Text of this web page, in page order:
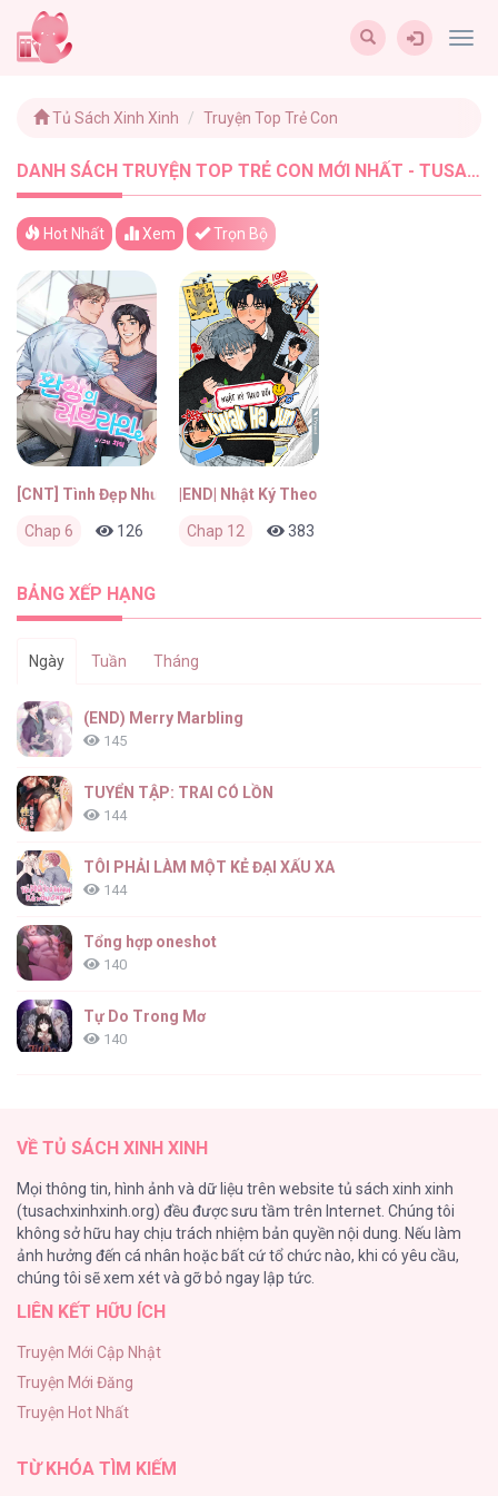
Tủ Sách Xinh Xinh Truyện Top Trẻ Con
DANH SÁCH TRUYỆN TOP TRẺ CON MỚI NHẤT - TUSACHXINHXINH (2)
Hot Nhất Xem Trọn Bộ
[CNT] Tình Đẹp Như Mơ
Chap 6 126 2 tuần trước
|END| Nhật Ký Theo Dõi Kwak Ha Jun
Chap 12 383
BẢNG XẾP HẠNG
Ngày Tuần Tháng
(END) Merry Marbling
145
TUYỂN TẬP: TRAI CÓ LỒN
144
TÔI PHẢI LÀM MỘT KẺ ĐẠI XẤU XA
144
Tổng hợp oneshot
140
Tự Do Trong Mơ
140
102
Nguyện Ước Vô Vọng Của Ma Nữ
101
Đầm Sen Héo Úa
Phạm Luật
88
VỀ TỦ SÁCH XINH XINH
Mọi thông tin, hình ảnh và dữ liệu trên website tủ sách xinh xinh
(tusachxinhxinh.org) đều được sưu tầm trên Internet. Chúng tôi
không sở hữu hay chịu trách nhiệm bản quyền nội dung. Nếu làm
ảnh hưởng đến cá nhân hoặc bất cứ tổ chức nào, khi có yêu cầu,
chúng tôi sẽ xem xét và gỡ bỏ ngay lập tức.
LIÊN KẾT HỮU ÍCH
Truyện Mới Cập Nhật
Truyện Mới Đăng
Truyện Hot Nhất
TỪ KHÓA TÌM KIẾM